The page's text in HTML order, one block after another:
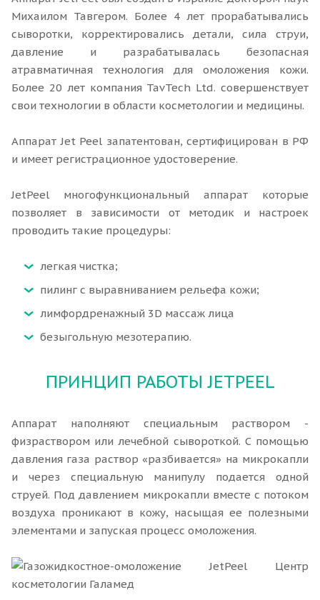
Михаилом Тавгером. Более 4 лет прорабатывались
сыворотки, корректировались детали, сила струи,
давление и разрабатывалась безопасная
атравматичная технология для омоложения кожи.
Более 20 лет компания TavTech Ltd. совершенствует
свои технологии в области косметологии и медицины.
Аппарат Jet Peel запатентован, сертифицирован в РФ
и имеет регистрационное удостоверение.
JetPeel многофункциональный аппарат которые
позволяет в зависимости от методик и настроек
проводить такие процедуры:
легкая чистка;
пилинг с выравниванием рельефа кожи;
лимфордренажный 3D массаж лица
безыгольную мезотерапию.
ПРИНЦИП РАБОТЫ JETPEEL
Аппарат наполняют специальным раствором -
физраствором или лечебной сывороткой. С помощью
давления газа раствор «разбивается» на микрокапли
и через специальную манипулу подается одной
струей. Под давлением микрокапли вместе с потоком
воздуха проникают в кожу, насыщая ее полезными
элементами и запуская процесс омоложения.